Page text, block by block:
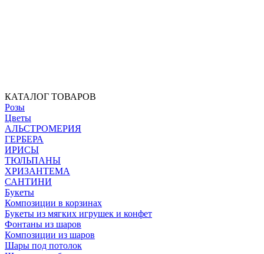
КАТАЛОГ ТОВАРОВ
Розы
Цветы
АЛЬСТРОМЕРИЯ
ГЕРБЕРА
ИРИСЫ
ТЮЛЬПАНЫ
ХРИЗАНТЕМА
САНТИНИ
Букеты
Композиции в корзинах
Букеты из мягких игрушек и конфет
Фонтаны из шаров
Композиции из шаров
Шары под потолок